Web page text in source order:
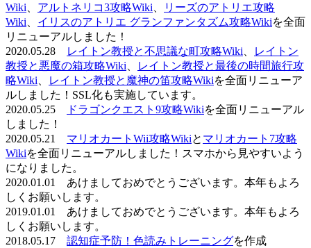
Wiki
アルトネリコ3攻略Wiki
リーズのアトリエ攻略
Wiki
イリスのアトリエ グランファンタズム攻略Wikiを全面
リニューアルしました！
2020.05.28
レイトン教授と不思議な町攻略Wiki
レイトン
教授と悪魔の箱攻略Wiki
レイトン教授と最後の時間旅行攻
略Wiki
レイトン教授と魔神の笛攻略Wikiを全面リニューア
ルしました！SSL化も実施しています。
2020.05.25
ドラゴンクエスト9攻略Wikiを全面リニューアル
しました！
2020.05.21 マリオカートWii攻略Wikiと マリオカート7攻略
Wikiを全面リニューアルしました！スマホから見やすいよう
になりました。
2020.01.01 あけましておめでとうございます。本年もよろ
しくお願いします。
2019.01.01 あけましておめでとうございます。本年もよろ
しくお願いします。
2018.05.17 認知症予防！色読みトレーニングを作成